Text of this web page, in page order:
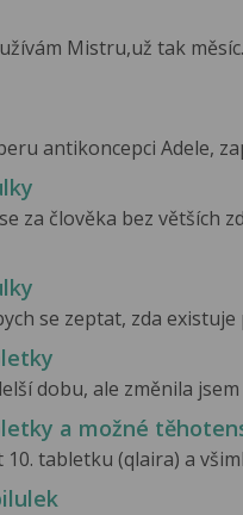
Mistru,už tak
antikoncepci Adele,
za člověka bez větších
se zeptat, zda existuje
dobu, ale změnila jsem
a možné
tabletku (qlaira) a